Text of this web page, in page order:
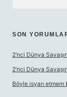
SON
2’nci Dünya
2’nci Dünya
Böyle isyan etmem